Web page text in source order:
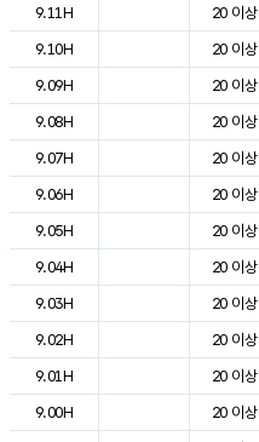
9.11H
20 이상
9.10H
20 이상
9.09H
20 이상
9.08H
20 이상
9.07H
20 이상
9.06H
20 이상
9.05H
20 이상
9.04H
20 이상
9.03H
20 이상
9.02H
20 이상
9.01H
20 이상
9.00H
20 이상